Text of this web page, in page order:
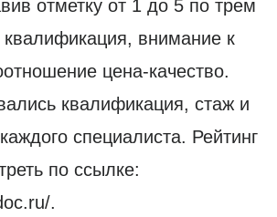
отметку от 1 до 5 по трем
квалификация, внимание к
цена-качество.
квалификация, стаж и
специалиста. Рейтинг
по ссылке:
.